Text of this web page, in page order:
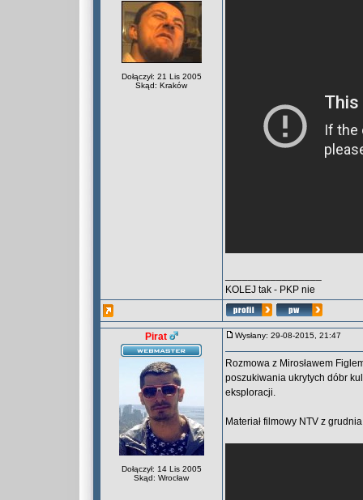
Dołączył: 21 Lis 2005
Skąd: Kraków
KOLEJ tak - PKP nie
Pirat
Dołączył: 14 Lis 2005
Skąd: Wrocław
Wysłany: 29-08-2015, 21:47
Rozmowa z Mirosławem
poszukiwania ukrytych dóbr
eksploracji.
Materiał filmowy NTV z